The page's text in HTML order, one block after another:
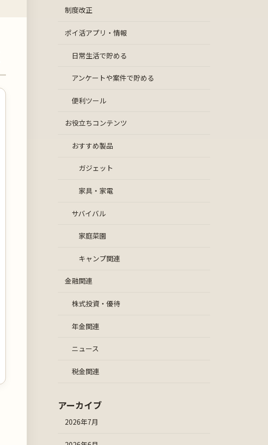
制度改正
ポイ活アプリ・情報
日常生活で貯める
アンケートや案件で貯める
便利ツール
お役立ちコンテンツ
おすすめ製品
ガジェット
家具・家電
サバイバル
家庭菜園
キャンプ関連
金融関連
株式投資・優待
年金関連
ニュース
税金関連
アーカイブ
2026年7月